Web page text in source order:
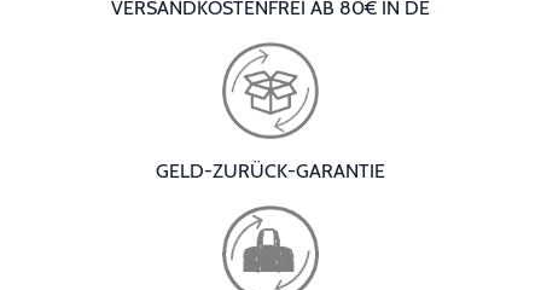
VERSANDKOSTENFREI AB 80€ IN DE
GELD-ZURÜCK-GARANTIE